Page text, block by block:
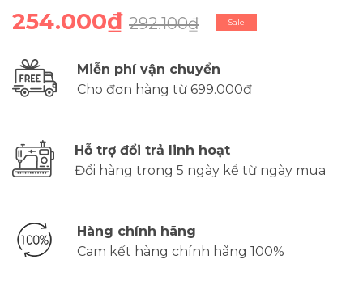
254.000₫ 292.100₫ Sale
Miễn phí vận chuyển
Cho đơn hàng từ 699.000đ
Hỗ trợ đổi trả linh hoạt
Đổi hàng trong 5 ngày kể từ ngày mua
Hàng chính hãng
Cam kết hàng chính hãng 100%